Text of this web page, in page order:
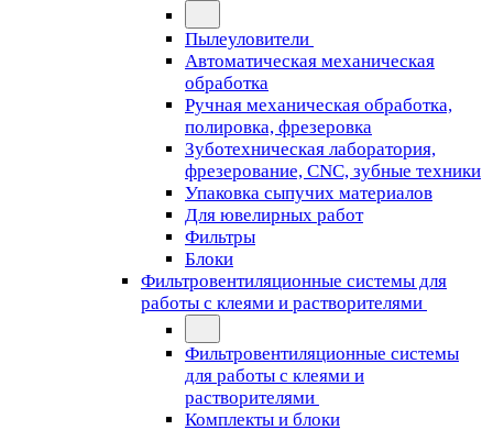
Пылеуловители
Автоматическая механическая
обработка
Ручная механическая обработка,
полировка, фрезеровка
Зуботехническая лаборатория,
фрезерование, CNC, зубные техники
Упаковка сыпучих материалов
Для ювелирных работ
Фильтры
Блоки
Фильтровентиляционные системы для
работы с клеями и растворителями
Фильтровентиляционные системы
для работы с клеями и
растворителями
Комплекты и блоки